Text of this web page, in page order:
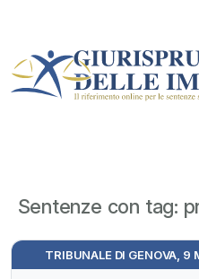
Sentenze con tag:
TRIBUNALE DI GENOVA,